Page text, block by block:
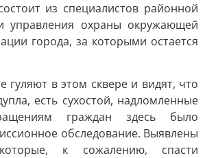
из специалистов районной
управления охраны окружающей
города, за которыми остается
гуляют в этом сквере и видят, что
есть сухостой, надломленные
граждан здесь было
обследование. Выявлены
к сожалению, спасти